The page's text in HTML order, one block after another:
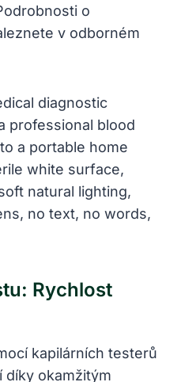
o
v odborném
Rychlost
kapilárních testerů
díky okamžitým